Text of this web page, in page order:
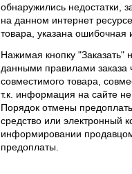
обнаружились недостатки,
на данном интернет
товара, указана ошибочная
Нажимая кнопку "Заказать"
данными правилами заказа
совместимого товара,
т.к. информация на сайте
Порядок отмены
средство или электронный
информировании
предоплаты.